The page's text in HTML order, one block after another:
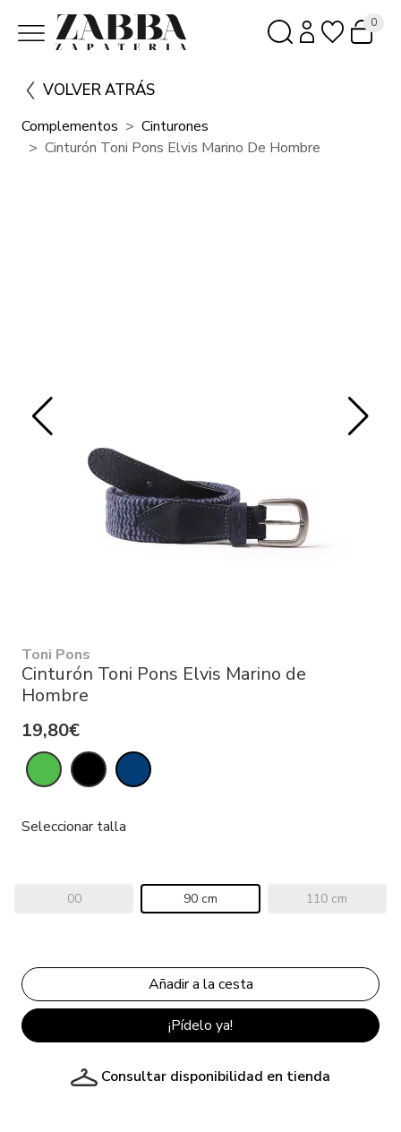
0
VOLVER ATRÁS
Complementos
Cinturones
Cinturón Toni Pons Elvis Marino De Hombre
Toni Pons
Cinturón Toni Pons Elvis Marino de
Hombre
19,80€
Seleccionar talla
00 90 cm 110 cm
¡Pídelo ya!
Consultar disponibilidad en tienda